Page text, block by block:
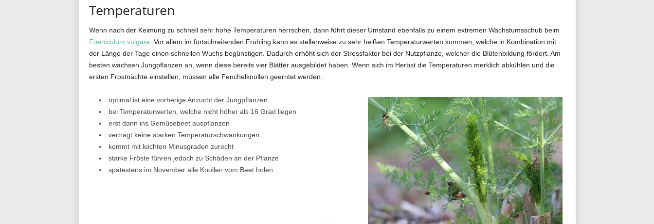
Temperaturen
Wenn nach der Keimung zu schnell sehr hohe Temperaturen herrschen, dann führt dieser Umstand ebenfalls zu einem extremen Wachstumsschub beim
Foeniculum vulgare . Vor allem im fortschreitenden Frühling kann es stellenweise zu sehr heißen Temperaturwerten kommen, welche in Kombination mit
der Länge der Tage einen schnellen Wuchs begünstigen. Dadurch erhöht sich der Stressfaktor bei der Nutzpflanze, welcher die Blütenbildung fördert. Am
besten wachsen Jungpflanzen an, wenn diese bereits vier Blätter ausgebildet haben. Wenn sich im Herbst die Temperaturen merklich abkühlen und die
ersten Frostnächte einstellen, müssen alle Fenchelknollen geerntet werden.
optimal ist eine vorherige Anzucht der Jungpflanzen
bei Temperaturwerten, welche nicht höher als 16 Grad liegen
erst dann ins Gemüsebeet auspflanzen
verträgt keine starken Temperaturschwankungen
kommt mit leichten Minusgraden zurecht
starke Fröste führen jedoch zu Schäden an der Pflanze
spätestens im November alle Knollen vom Beet holen